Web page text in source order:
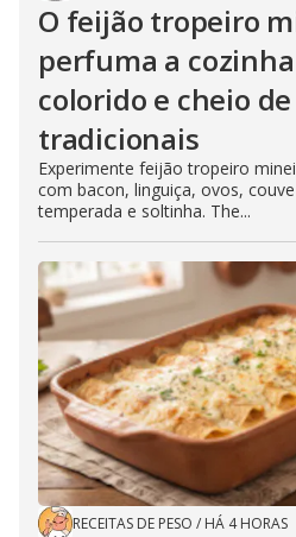
O feijão tropeiro
perfuma a
colorido e cheio
tradicionais
Experimente feijão tropeiro
com bacon, linguiça, ovos,
temperada e soltinha. The...
RECEITAS DE PESO / HÁ 4 HORAS